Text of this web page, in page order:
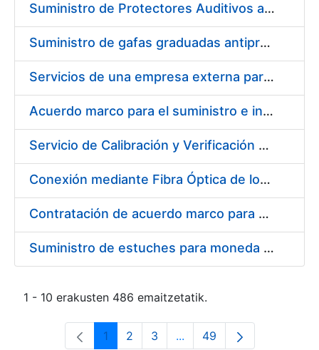
Suministro de Protectores Auditivos a medida para las personas trabajadoras de los Centros de Trabajo de Madrid y Burgos
Suministro de gafas graduadas antiproyecciones para los trabajadores de la FNMT-RCM en los centros de trabajo de Madrid y Burgos
Servicios de una empresa externa para el asesoramiento y resolución de los recursos de alzada que se presentan relacionados con procesos de selección para la FNMT-RCM
Acuerdo marco para el suministro e instalación de persianas, estores y otros complementos
Servicio de Calibración y Verificación Externa de los Equipos de Medición del Servicio de Prevención de la FNMT-RCM
Conexión mediante Fibra Óptica de los Centros de Proceso de Datos (CPDs) de las sedes de la FNMT-RCM de Burgos y Madrid
Contratación de acuerdo marco para el Suministro de Material de Electricidad para la Fábrica Nacional de Moneda y Timbre-Real Casa de la Moneda en su centro de trabajo de Burgos
Suministro de estuches para moneda de 30 €
1 - 10 erakusten 486 emaitzetatik.
Orrialdea
1 Orrialdea
2 Orrialdea
3 ...Intermediate Pages Use
Orrialdea
49